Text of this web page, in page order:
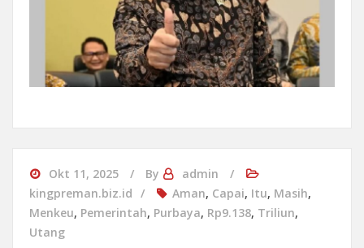
Okt 11, 2025 By
admin
kingpreman.biz.id
Aman, Capai, Itu, Masih,
Menkeu, Pemerintah, Purbaya, Rp9.138, Triliun,
Utang